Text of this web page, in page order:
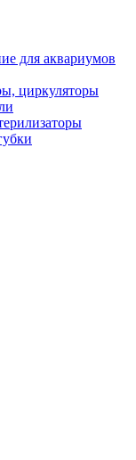
для аквариумов
циркуляторы